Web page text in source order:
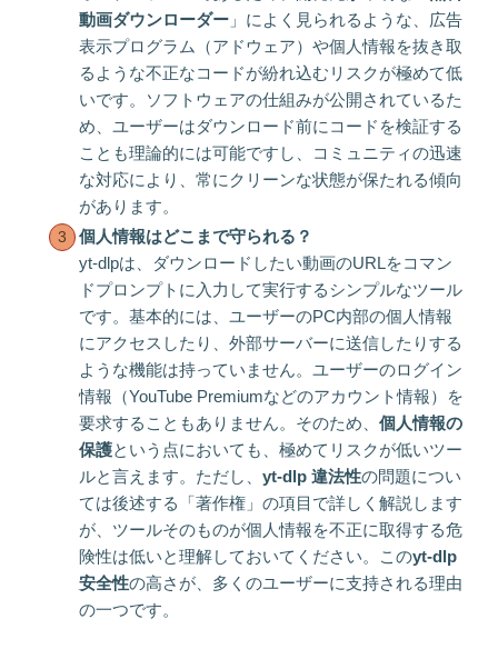
動画ダウンローダー 」によく見られるような、広告
表示プログラム（アドウェア）や個人情報を抜き取
るような不正なコードが紛れ込むリスクが極めて低
いです。ソフトウェアの仕組みが公開されているた
め、ユーザーはダウンロード前にコードを検証する
ことも理論的には可能ですし、コミュニティの迅速
な対応により、常にクリーンな状態が保たれる傾向
があります。
個人情報はどこまで守られる？
yt-dlpは、ダウンロードしたい動画のURLをコマン
ドプロンプトに入力して実行するシンプルなツール
です。基本的には、ユーザーのPC内部の個人情報
にアクセスしたり、外部サーバーに送信したりする
ような機能は持っていません。ユーザーのログイン
情報（YouTube Premiumなどのアカウント情報）を
要求することもありません。そのため、 個人情報の
保護という点においても、極めてリスクが低いツー
ルと言えます。ただし、 yt-dlp 違法性の問題につい
ては後述する「著作権」の項目で詳しく解説します
が、ツールそのものが個人情報を不正に取得する危
険性は低いと理解しておいてください。このyt-dlp
安全性の高さが、多くのユーザーに支持される理由
の一つです。